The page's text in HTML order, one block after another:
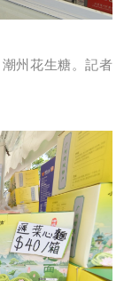
州花生糖。記者